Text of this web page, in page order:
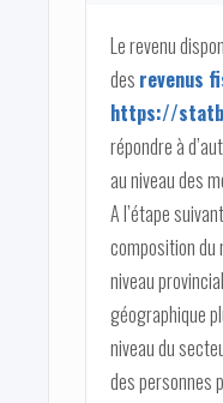
Le revenu
des revenus
https://
répondre à
au niveau des
A l’étape
composition du
niveau
géographique
niveau du
des personnes